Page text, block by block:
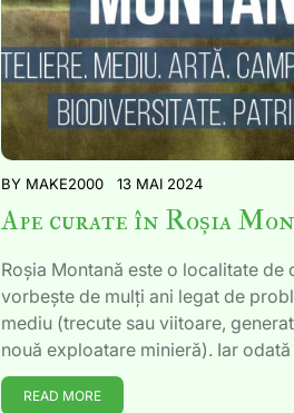
BY MAKE2000 13 MAI 2024
Ape curate în Roșia
Roșia Montană este o localitate de
vorbește de mulți ani legat de
mediu (trecute sau viitoare,
nouă exploatare minieră). Iar
READ MORE